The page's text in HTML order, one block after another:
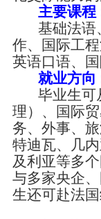
主要课程
基础法语
作、国际工
英语口语、
就业方向
毕业生可
理）、国际
务、外事、
特迪瓦、几
及利亚等多
与多家央企
生还可赴法国